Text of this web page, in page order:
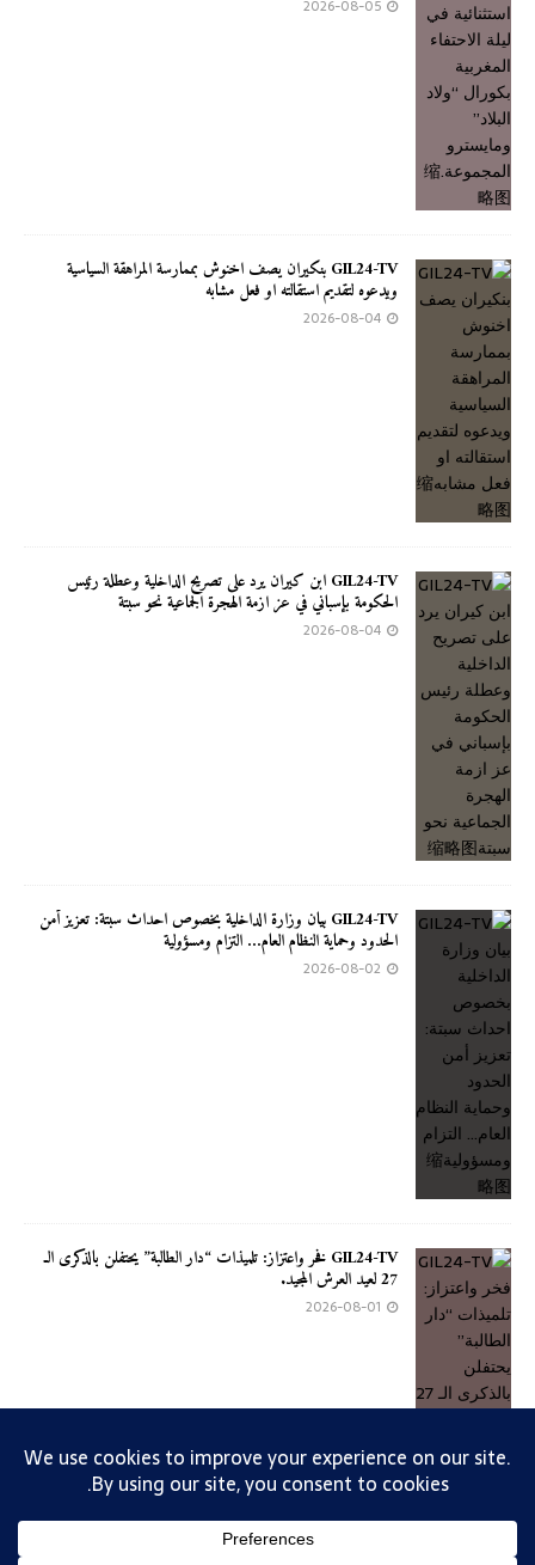
2026-08-05
GIL24-TV بنكيران يصف اخنوش بممارسة المراهقة السياسية
ويدعوه لتقديم استقالته او فعل مشابه
2026-08-04
GIL24-TV ابن كيران يرد على تصريح الداخلية وعطلة رئيس
الحكومة بإسباني في عز ازمة الهجرة الجماعية نحو سبتة
2026-08-04
GIL24-TV بيان وزارة الداخلية بخصوص احداث سبتة: تعزيز أمن
الحدود وحماية النظام العام… التزام ومسؤولية
2026-08-02
GIL24-TV فخر واعتزاز: تلميذات “دار الطالبة” يحتفلن بالذكرى الـ
27 لعيد العرش المجيد.
2026-08-01